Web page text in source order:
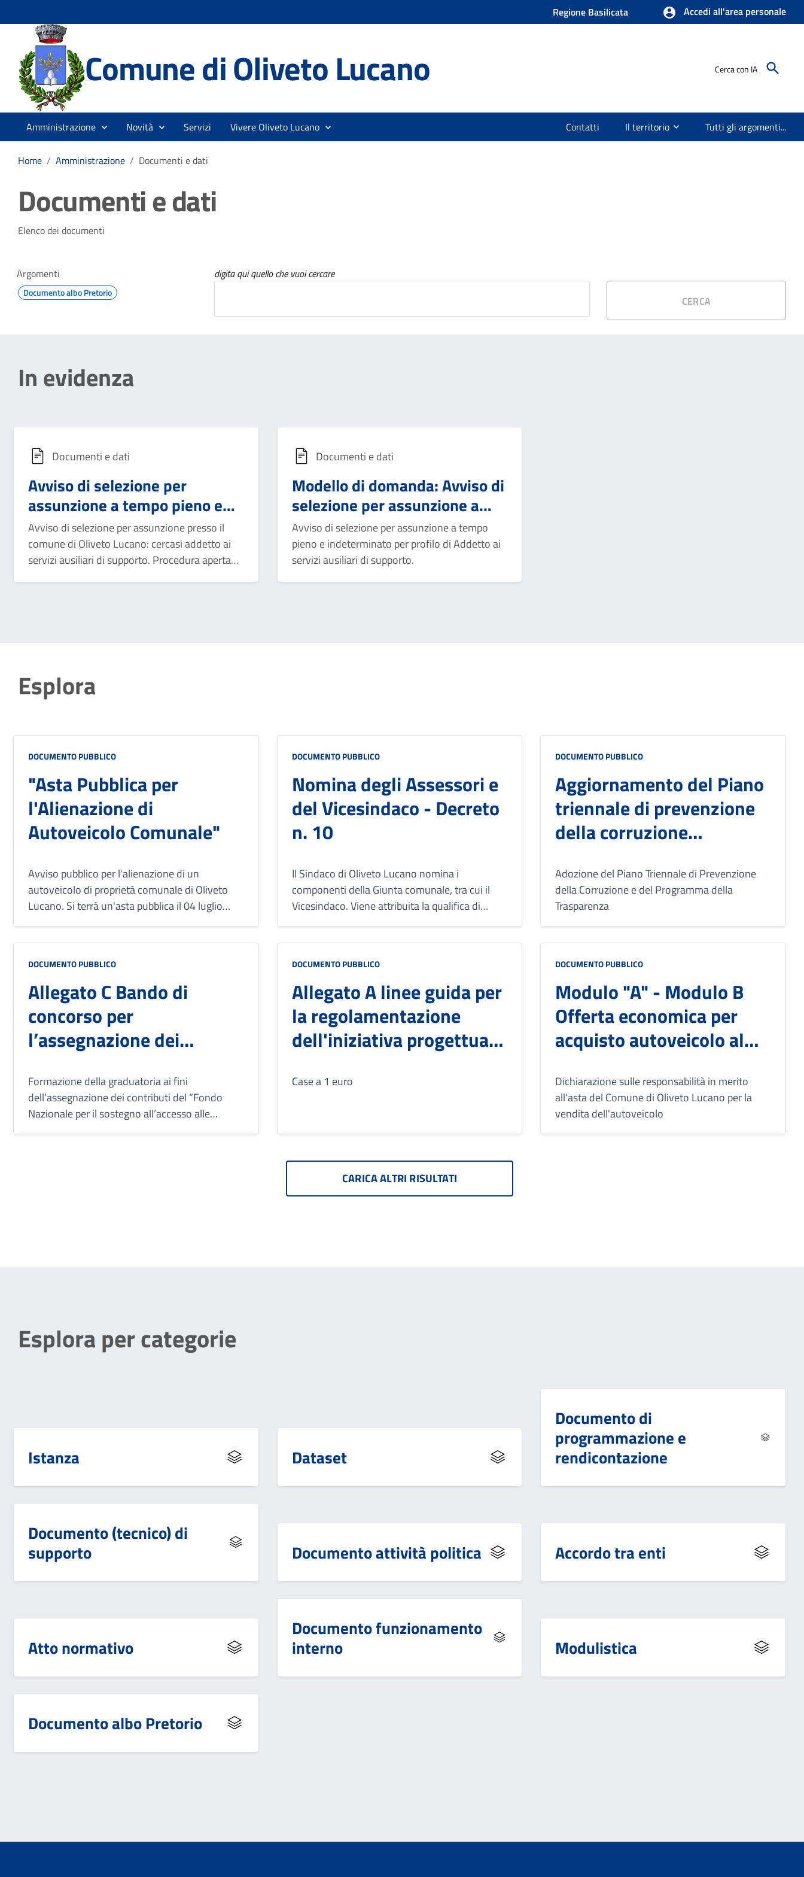
Regione Basilicata Accedi all'area personale
Comune di Oliveto Lucano Cerca con IA
Amministrazione Novità Servizi Vivere Oliveto Lucano Contatti Il territorio Tutti gli argomenti...
Home / Amministrazione / Documenti e dati
Documenti e dati
Elenco dei documenti
Argomenti
Documento albo Pretorio
digita qui quello che vuoi cercare
CERCA
In evidenza
Documenti e dati
Avviso di selezione per
assunzione a tempo pieno e
indeterminato per profilo di
Addetto ai servizi ausiliari di
supporto.
Avviso di selezione per assunzione presso il
comune di Oliveto Lucano: cercasi addetto ai
servizi ausiliari di supporto. Procedura aperta
Documenti e dati
Modello di domanda: Avviso di
selezione per assunzione a
tempo pieno e indeterminato
per profilo di Addetto ai servizi
ausiliari di supporto.
Avviso di selezione per assunzione a tempo
pieno e indeterminato per profilo di Addetto ai
servizi ausiliari di supporto.
Esplora
DOCUMENTO PUBBLICO
"Asta Pubblica per
l'Alienazione di
Autoveicolo Comunale"
Avviso pubblico per l'alienazione di un
autoveicolo di proprietà comunale di Oliveto
Lucano. Si terrà un'asta pubblica il 04 luglio
2023 per la vendita di un'autobus Ford Transit.
carico dell'acquirente. Il Comune non sarà
responsabile una volta consegnato il veicolo.
DOCUMENTO PUBBLICO
Nomina degli Assessori e
del Vicesindaco - Decreto
n. 10
Il Sindaco di Oliveto Lucano nomina i
componenti della Giunta comunale, tra cui il
Vicesindaco. Viene attribuita la qualifica di
Vicesindaco all'assessore Franca D'Angelo e
DOCUMENTO PUBBLICO
Aggiornamento del Piano
triennale di prevenzione
della corruzione
Adozione del Piano Triennale di Prevenzione
della Corruzione e del Programma della
Trasparenza
DOCUMENTO PUBBLICO
Allegato C Bando di
concorso per
l’assegnazione dei
pagamento dei canoni di
locazione 2021
Formazione della graduatoria ai fini
dell’assegnazione dei contributi del “Fondo
Nazionale per il sostegno all’accesso alle
abitazioni in locazione”
DOCUMENTO PUBBLICO
Allegato A linee guida per
la regolamentazione
dell'iniziativa progettuale
valorizzazione del centro
Case a 1 euro
DOCUMENTO PUBBLICO
Modulo "A" - Modulo B
Offerta economica per
acquisto autoveicolo al
Dichiarazione sulle responsabilità in merito
all'asta del Comune di Oliveto Lucano per la
vendita dell'autoveicolo
CARICA ALTRI RISULTATI
Esplora per categorie
Istanza Dataset
Documento di
programmazione e
rendicontazione
Documento (tecnico) di
supporto
Documento attività politica Accordo tra enti
Atto normativo
Documento funzionamento
interno
Modulistica
Documento albo Pretorio